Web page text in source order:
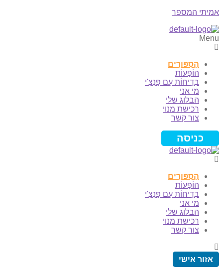
אמיתי המספר
Menu
הַסִּפּוּרִים
הוֹפָעוֹת
בְּדִיחוֹת עִם פַּנְצִ'י
מי אני
הבלוג שלי
רכישת מנוי
צור קשר
כניסה
הַסִּפּוּרִים
הוֹפָעוֹת
בְּדִיחוֹת עִם פַּנְצִ'י
מי אני
הבלוג שלי
רכישת מנוי
צור קשר
אזור אישי